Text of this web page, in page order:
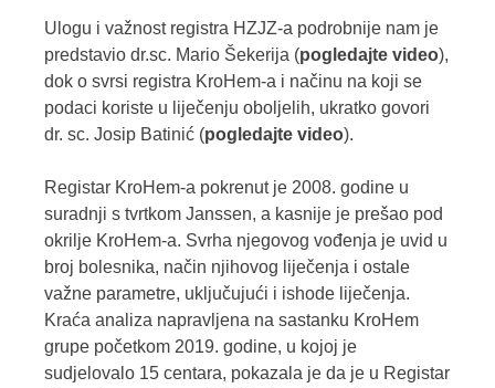
Ulogu i važnost registra HZJZ-a podrobnije nam je
predstavio dr.sc. Mario Šekerija (pogledajte video),
dok o svrsi registra KroHem-a i načinu na koji se
podaci koriste u liječenju oboljelih, ukratko govori
dr. sc. Josip Batinić (pogledajte video).
Registar KroHem-a pokrenut je 2008. godine u
suradnji s tvrtkom Janssen, a kasnije je prešao pod
okrilje KroHem-a. Svrha njegovog vođenja je uvid u
broj bolesnika, način njihovog liječenja i ostale
važne parametre, uključujući i ishode liječenja.
Kraća analiza napravljena na sastanku KroHem
grupe početkom 2019. godine, u kojoj je
sudjelovalo 15 centara, pokazala je da je u Registar